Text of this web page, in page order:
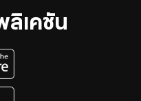
ลิเคชัน